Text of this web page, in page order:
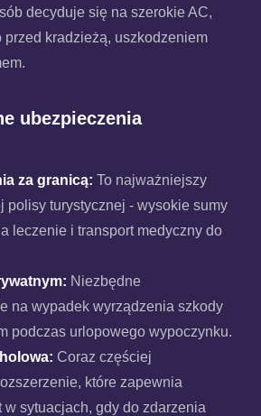
decyduje się na szerokie AC,
przed kradzieżą, uszkodzeniem
ubezpieczenia
za granicą: To najważniejszy
polisy turystycznej - wysokie sumy
leczenie i transport medyczny do
Niezbędne
na wypadek wyrządzenia szkody
podczas urlopowego wypoczynku.
Coraz częściej
które zapewnia
w sytuacjach, gdy do zdarzenia